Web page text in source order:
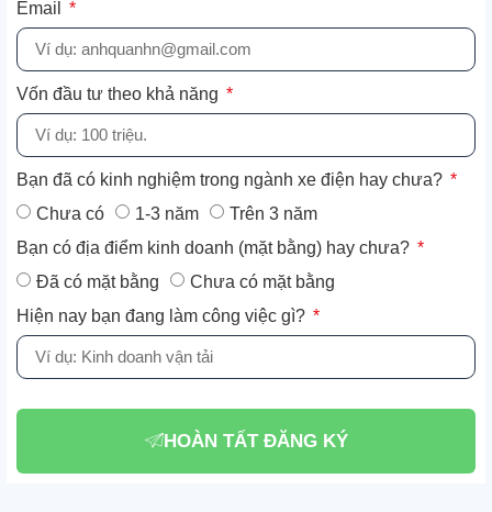
Email
Vốn đầu tư theo khả năng
Bạn đã có kinh nghiệm trong ngành xe điện hay chưa?
Chưa có
1-3 năm
Trên 3 năm
Bạn có địa điểm kinh doanh (mặt bằng) hay chưa?
Đã có mặt bằng
Chưa có mặt bằng
Hiện nay bạn đang làm công việc gì?
HOÀN TẤT ĐĂNG KÝ